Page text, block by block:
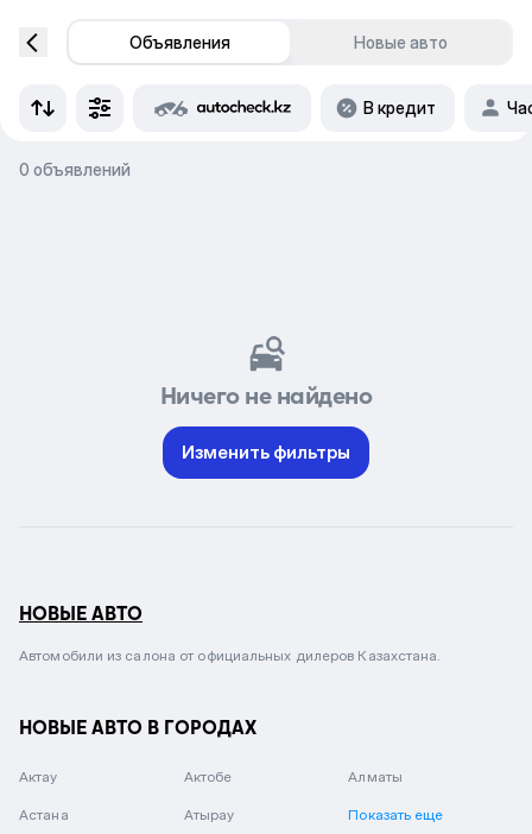
Объявления Новые авто
В кредит
0 объявлений
Ничего не найдено
Изменить фильтры
НОВЫЕ АВТО
Автомобили из салона от официальных дилеров Казахстана.
НОВЫЕ АВТО В ГОРОДАХ
Актау Актобе Алматы
Астана Атырау Показать еще